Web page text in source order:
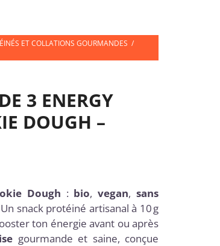
ET COLLATIONS GOURMANDES /
3 ENERGY
DOUGH –
Dough : bio,vegan,sans
snack protéiné artisanal à 10 g
ton énergie avant ou après
gourmande et saine, conçue